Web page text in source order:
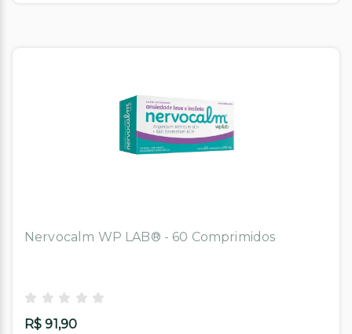
Nervocalm WP LAB® - 60 Comprimidos
R$ 91,90